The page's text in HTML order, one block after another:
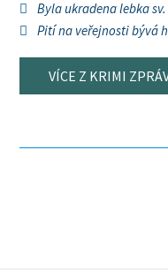
Byla ukradena lebka
Pití na veřejnosti bývá
VÍCE Z KRIMI